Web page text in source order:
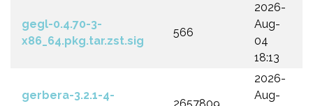
gegl-0.4.70-3-
x86_64.pkg.tar.zst.sig
566
2026-
Aug-
04
18:13
gerbera-3.2.1-4-
2026-
Aug-